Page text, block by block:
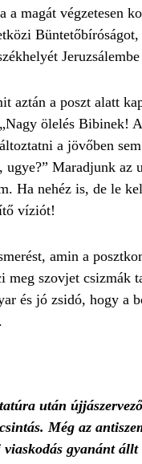
a magát végzetesen
aztán a poszt alatt
ölelés Bibinek!
a jövőben
ugye?” Maradjunk
Ha nehéz is, de le
víziót!
amin a
szovjet csizmák
és jó zsidó, hogy a
után
Még az
gyanánt állt